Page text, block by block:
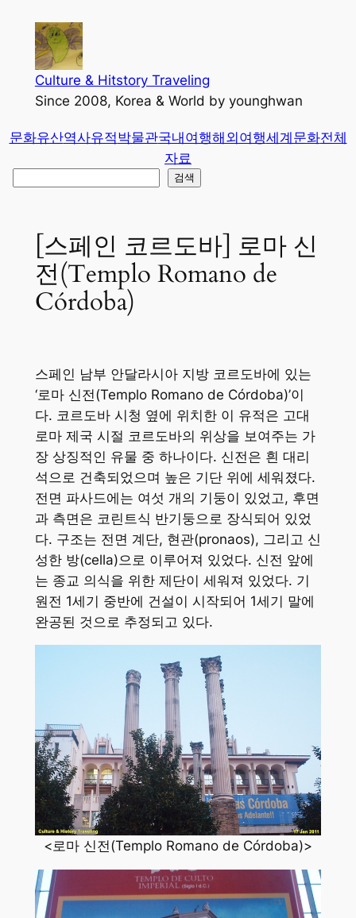
가
Culture & Hitstory Traveling
Since 2008, Korea & World by younghwan
문화유산역사유적박물관국내여행해외여행세계문화전체
자료
검색
[스페인 코르도바] 로마 신
전(Templo Romano de
Córdoba)
스페인 남부 안달라시아 지방 코르도바에 있는
‘로마 신전(Templo Romano de Córdoba)’이
다. 코르도바 시청 옆에 위치한 이 유적은 고대
로마 제국 시절 코르도바의 위상을 보여주는 가
장 상징적인 유물 중 하나이다. 신전은 흰 대리
석으로 건축되었으며 높은 기단 위에 세워졌다.
전면 파사드에는 여섯 개의 기둥이 있었고, 후면
과 측면은 코린트식 반기둥으로 장식되어 있었
다. 구조는 전면 계단, 현관(pronaos), 그리고 신
성한 방(cella)으로 이루어져 있었다. 신전 앞에
는 종교 의식을 위한 제단이 세워져 있었다. 기
원전 1세기 중반에 건설이 시작되어 1세기 말에
완공된 것으로 추정되고 있다.
<로마 신전(Templo Romano de Córdoba)>